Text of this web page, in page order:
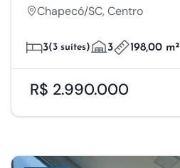
Chapecó/SC, Centro
3(3 suítes) 3 198,00 m²
R$ 2.990.000